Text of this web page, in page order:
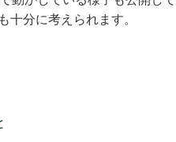
分に考えられます。